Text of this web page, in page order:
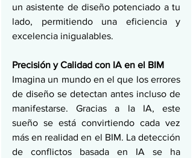
un asistente de diseño potenciado a tu
lado, permitiendo una eficiencia y
excelencia inigualables.
Precisión y Calidad con IA en el BIM
Imagina un mundo en el que los errores
de diseño se detectan antes incluso de
manifestarse. Gracias a la IA, este
sueño se está convirtiendo cada vez
más en realidad en el BIM. La detección
de conflictos basada en IA se ha